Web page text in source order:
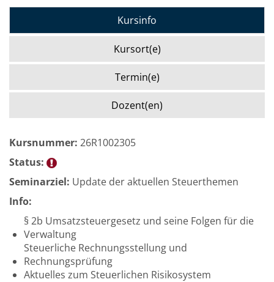
Kursinfo
Kursort(e)
Termin(e)
Dozent(en)
Kursnummer: 26R1002305
Status:
Seminarziel: Update der aktuellen Steuerthemen
Info:
§ 2b Umsatzsteuergesetz und seine Folgen für die
Verwaltung
Steuerliche Rechnungsstellung und
Rechnungsprüfung
Aktuelles zum Steuerlichen Risikosystem